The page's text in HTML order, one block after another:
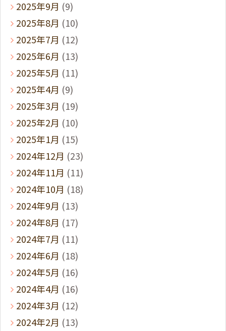
2025年9月 (9)
2025年8月 (10)
2025年7月 (12)
2025年6月 (13)
2025年5月 (11)
2025年4月 (9)
2025年3月 (19)
2025年2月 (10)
2025年1月 (15)
2024年12月 (23)
2024年11月 (11)
2024年10月 (18)
2024年9月 (13)
2024年8月 (17)
2024年7月 (11)
2024年6月 (18)
2024年5月 (16)
2024年4月 (16)
2024年3月 (12)
2024年2月 (13)